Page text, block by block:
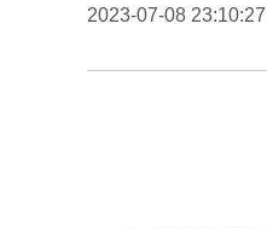
2023-07-08 23:10:27